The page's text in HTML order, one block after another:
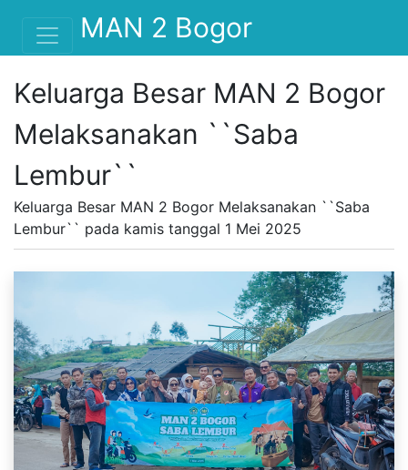
MAN 2 Bogor
Keluarga Besar MAN 2 Bogor
Melaksanakan ``Saba
Lembur``
Keluarga Besar MAN 2 Bogor Melaksanakan ``Saba
Lembur`` pada kamis tanggal 1 Mei 2025